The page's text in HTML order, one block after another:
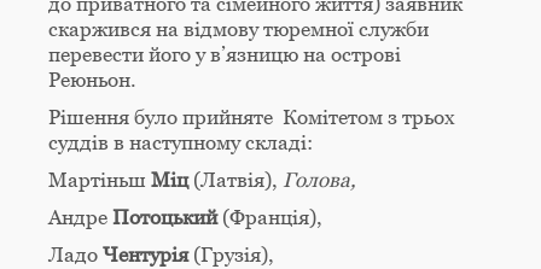
скаржився на відмову тюремної служби
перевести його у в’язницю на острові
Реюньон.
Рішення було прийняте Комітетом з трьох
суддів в наступному складі:
Мартіньш Miц(Латвія), Голова,
Андре Потоцький(Франція),
Ладо Чентурія(Грузія),